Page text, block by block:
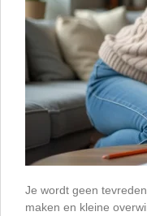
Je wordt geen
maken en kleine